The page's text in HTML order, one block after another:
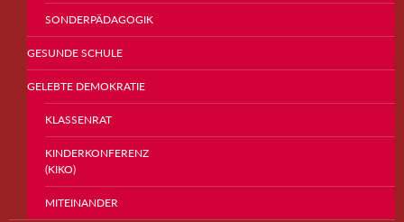
SONDERPÄDAGOGIK
GESUNDE SCHULE
GELEBTE DEMOKRATIE
KLASSENRAT
KINDERKONFERENZ
(KIKO)
MITEINANDER